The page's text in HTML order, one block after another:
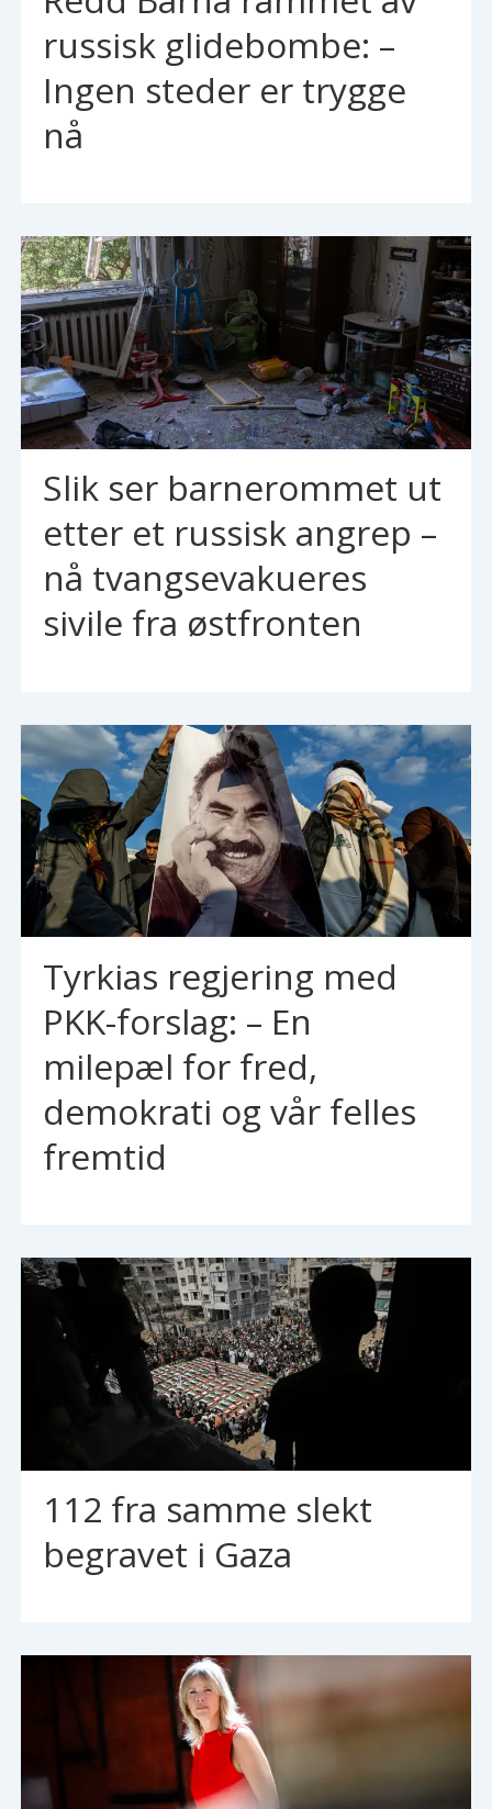
russisk glidebombe: –
Ingen steder er trygge
nå
Slik ser barnerommet ut
etter et russisk angrep –
nå tvangsevakueres
sivile fra østfronten
Tyrkias regjering med
PKK-forslag: – En
milepæl for fred,
demokrati og vår felles
fremtid
112 fra samme slekt
begravet i Gaza